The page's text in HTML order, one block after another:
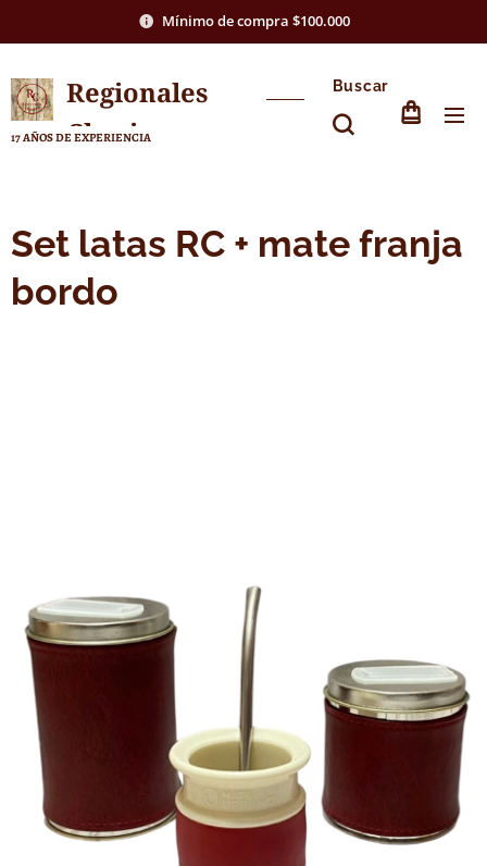
Mínimo de compra $100.000
Regionales
Chasico
17 AÑOS DE EXPERIENCIA
Buscar
Set latas RC + mate franja
bordo